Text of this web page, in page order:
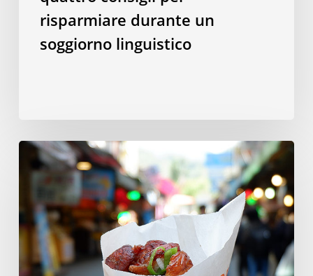
risparmiare durante un
soggiorno linguistico
piatti
taiwanesi
provare
a
Taipei